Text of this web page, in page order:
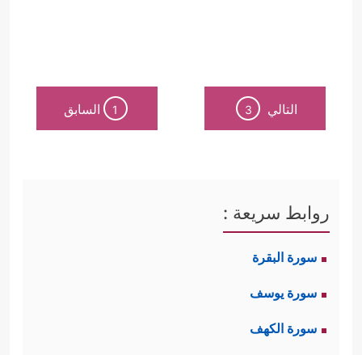
التالي 3
1 السابق
روابط سريعة :
سورة البقرة
سورة يوسف
سورة الكهف